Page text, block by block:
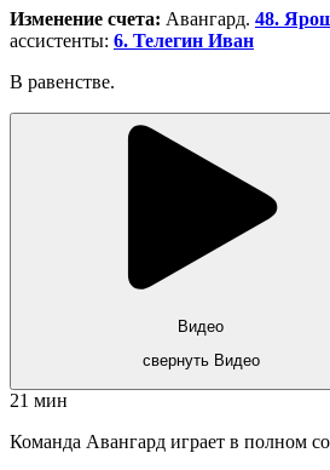
Изменение счета: Авангард. 48.
ассистенты: 6. Телегин Иван
В равенстве.
Видео
свернуть Видео
21 мин
Команда Авангард играет в полном